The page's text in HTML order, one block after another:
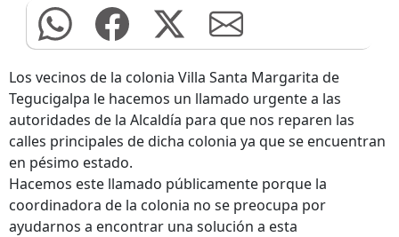
Los vecinos de la colonia Villa Santa Margarita de
Tegucigalpa le hacemos un llamado urgente a las
autoridades de la Alcaldía para que nos reparen las
calles principales de dicha colonia ya que se encuentran
en pésimo estado.
Hacemos este llamado públicamente porque la
coordinadora de la colonia no se preocupa por
ayudarnos a encontrar una solución a esta